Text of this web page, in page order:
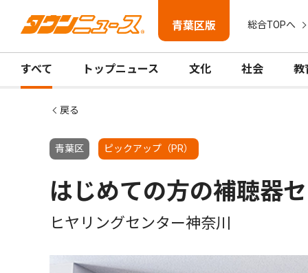
青葉区版 総合TOPへ
すべて トップニュース 文化 社会 教
戻る
青葉区 ピックアップ（PR）
はじめての方の補聴器
ヒヤリングセンター神奈川